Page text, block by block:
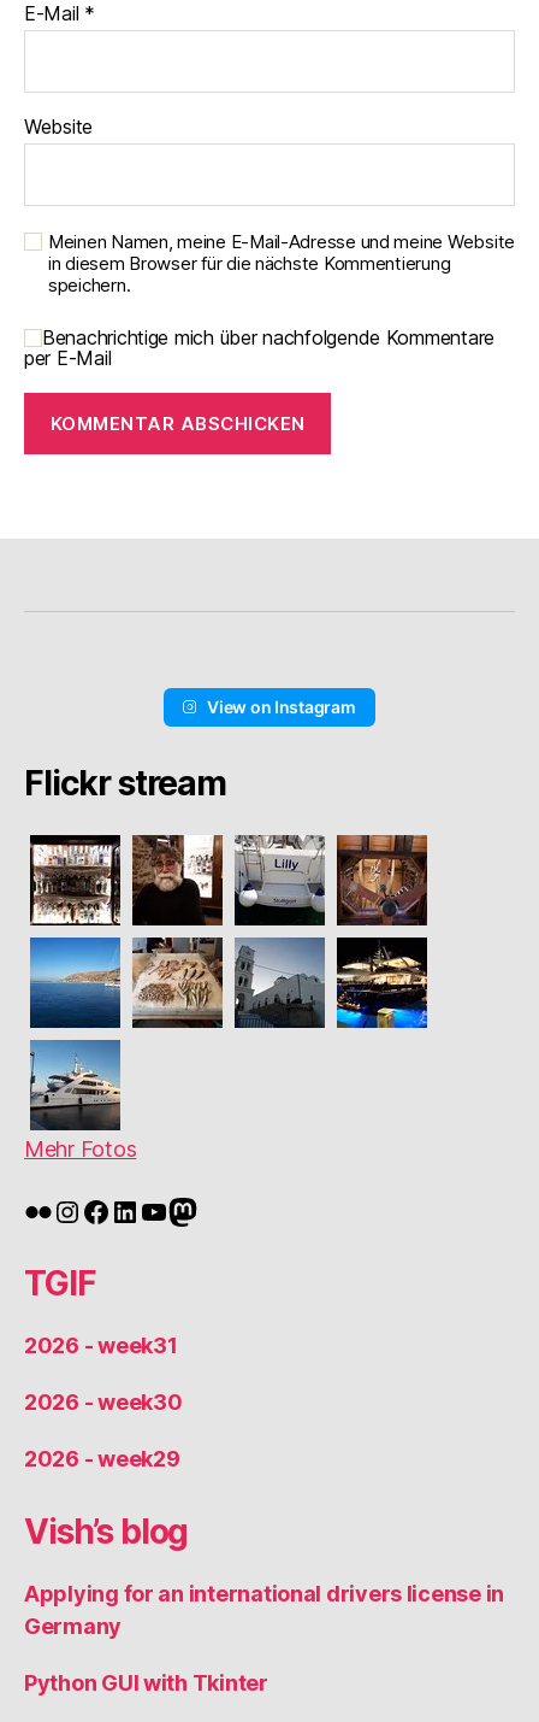
E-Mail *
Website
Meinen Namen, meine E-Mail-Adresse und meine Website
in diesem Browser für die nächste Kommentierung
speichern.
Benachrichtige mich über nachfolgende Kommentare
per E-Mail
View on Instagram
Flickr stream
Mehr Fotos
Flickr
Instagram
Facebook
LinkedIn
YouTube
Mastodon
TGIF
2026 - week31
2026 - week30
2026 - week29
Vish’s blog
Applying for an international drivers license in
Germany
Python GUI with Tkinter